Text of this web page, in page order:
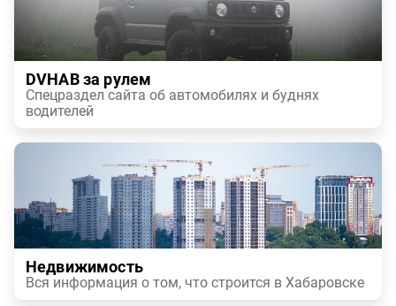
DVHAB за рулем
Спецраздел сайта об автомобилях и буднях
водителей
Недвижимость
Вся информация о том, что строится в Хабаровске